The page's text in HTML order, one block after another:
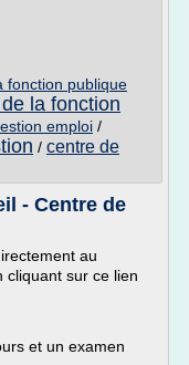
fonction publique
la fonction
emploi /
/ centre de
- Centre de
au
cliquant sur ce lien
et un examen